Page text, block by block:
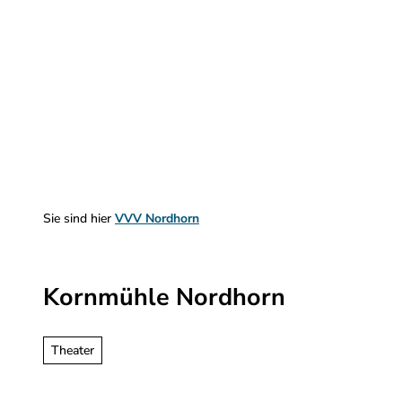
Sie sind hier VVV Nordhorn
Kornmühle Nordhorn
Theater